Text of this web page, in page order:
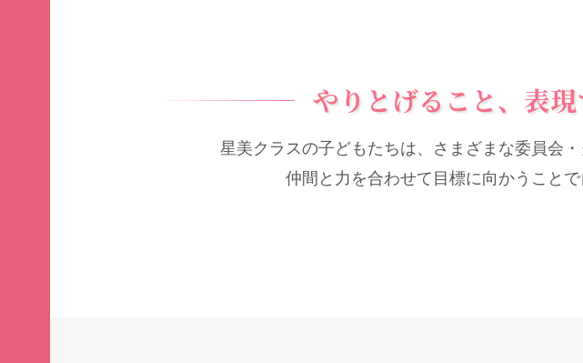
やりとげること、表現
星美クラスの子どもたちは、さまざまな委員会
仲間と力を合わせて目標に向かうこと